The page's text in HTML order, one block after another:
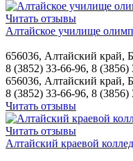
Читать отзывы
Алтайское училище
656036, Алтайский край,
8 (3852) 33-66-96, 8 (3856)
656036, Алтайский край,
8 (3852) 33-66-96, 8 (3856)
Читать отзывы
Читать отзывы
Алтайский краевой